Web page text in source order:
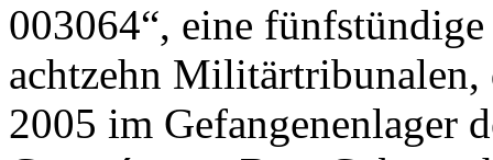
003064“, eine
achtzehn
2005 im Gefangenenlager